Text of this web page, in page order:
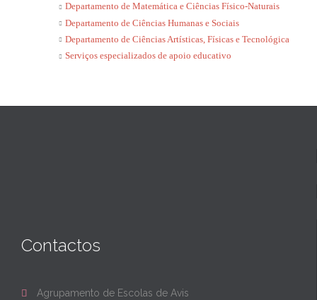
Departamento de Matemática e Ciências Físico-Naturais
Departamento de Ciências Humanas e Sociais
Departamento de Ciências Artísticas, Físicas e Tecnológica
Serviços especializados de apoio educativo
Contactos
 Agrupamento de Escolas de Avis